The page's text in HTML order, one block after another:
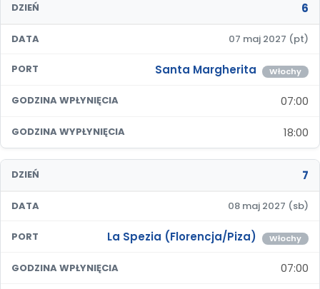
DZIEŃ 6
DATA 07 maj 2027 (pt)
PORT Santa Margherita Włochy
GODZINA WPŁYNIĘCIA 07:00
GODZINA WYPŁYNIĘCIA 18:00
DZIEŃ 7
DATA 08 maj 2027 (sb)
PORT La Spezia (Florencja/Piza) Włochy
GODZINA WPŁYNIĘCIA 07:00